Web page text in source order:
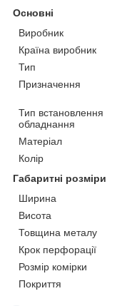
Основні
Виробник
Країна виробник
Тип
Призначення
Тип встановлення
обладнання
Матеріал
Колір
Габаритні розміри
Ширина
Висота
Товщина металу
Крок перфорації
Розмір комірки
Покриття